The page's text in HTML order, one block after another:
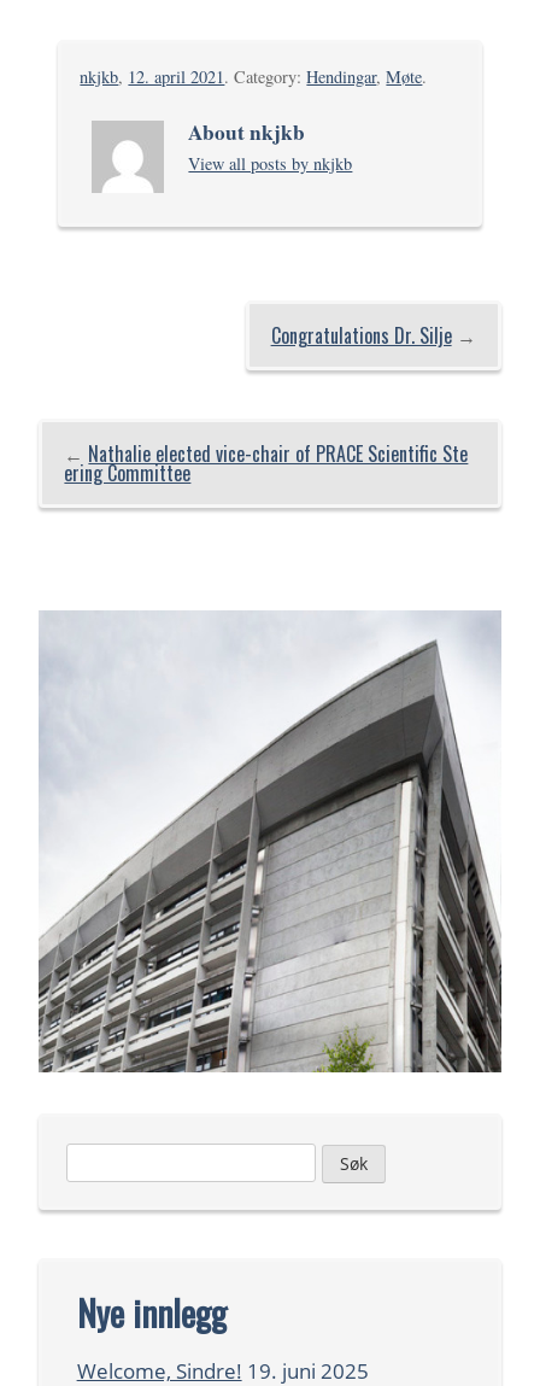
nkjkb, 12. april 2021. Category:Hendingar,Møte.
About nkjkb
View all posts by nkjkb
Congratulations Dr. Silje→
← Nathalie elected vice-chair of PRACE Scientific Ste
ering Committee
etter:
Nye innlegg
Welcome, Sindre! 19. juni 2025